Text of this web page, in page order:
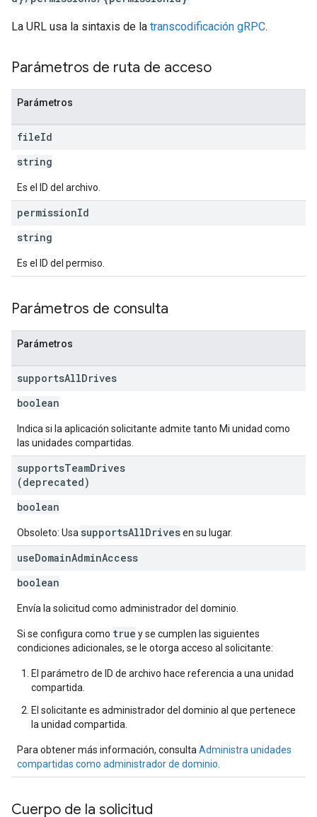
La URL usa la sintaxis de la transcodificación gRPC.
Parámetros de ruta de acceso
Parámetros
fileId
string
Es el ID del archivo.
permissionId
string
Es el ID del permiso.
Parámetros de consulta
Parámetros
supportsAllDrives
boolean
Indica si la aplicación solicitante admite tanto Mi unidad como
las unidades compartidas.
supportsTeamDrives
(deprecated)
boolean
Obsoleto: Usa supportsAllDrivesen su lugar.
useDomainAdminAccess
boolean
Envía la solicitud como administrador del dominio.
Si se configura como true y se cumplen las siguientes
condiciones adicionales, se le otorga acceso al solicitante:
El parámetro de ID de archivo hace referencia a una unidad
compartida.
El solicitante es administrador del dominio al que pertenece
la unidad compartida.
Para obtener más información, consulta Administra unidades
compartidas como administrador de dominio
Cuerpo de la solicitud